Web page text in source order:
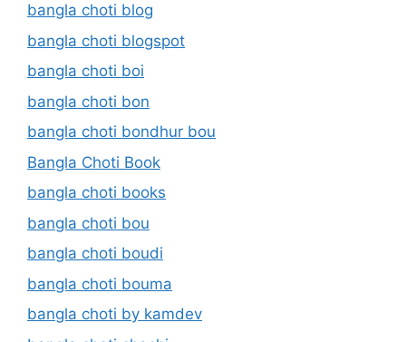
bangla choti blog
bangla choti blogspot
bangla choti boi
bangla choti bon
bangla choti bondhur bou
Bangla Choti Book
bangla choti books
bangla choti bou
bangla choti boudi
bangla choti bouma
bangla choti by kamdev